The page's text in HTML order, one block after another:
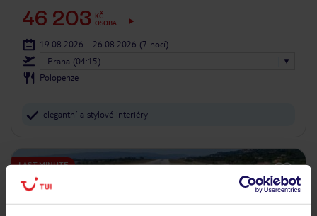
46 203
KČ
OSOBA
19.08.2026 - 26.08.2026 (7 nocí)
Praha (04:15)
Polopenze
elegantní a stylové interiéry
LAST MINUTE